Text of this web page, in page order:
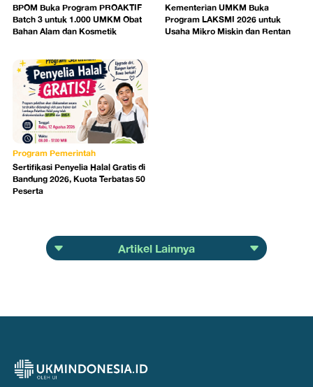
BPOM Buka Program PROAKTIF
Batch 3 untuk 1.000 UMKM Obat
Bahan Alam dan Kosmetik
Kementerian UMKM Buka
Program LAKSMI 2026 untuk
Usaha Mikro Miskin dan Rentan
Program Pemerintah
Sertifikasi Penyelia Halal Gratis di
Bandung 2026, Kuota Terbatas 50
Peserta
Artikel Lainnya